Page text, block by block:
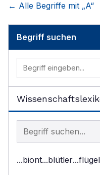
← Alle Begriffe mit „A“
Begriff suchen
Begriff im Lexikon
...biont...blütler